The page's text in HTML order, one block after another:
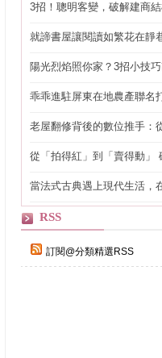
3招！聰明客變，破解建商
就諦書屋讓閱讀如繁花在靜
陽光烈焰照你家？3招小技
乖乖進駐屏東在地農產聯名
老屋翻修背後的數位推手：
從「拍得紅」到「賣得動」
當法式古典遇上現代生活，
RSS
訂閱@分類精選RSS